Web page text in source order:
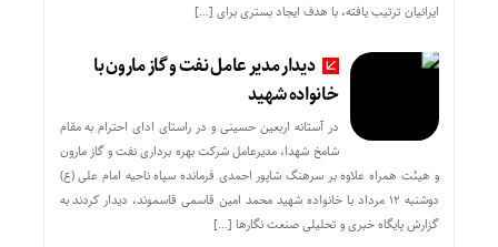
ایرانیان ترتیب یافته، با هدف ایجاد بستری برای […]
دیدار مدیر عامل نفت و گاز مارون با
خانواده شهید
در آستانه اربعین حسینی و در راستای ادای احترام به مقام
شامخ شهدا، مدیرعامل شرکت بهره برداری نفت و گاز مارون
و هیئت همراه علاوه بر سرهنگ شاپور احمدی فرمانده سپاه ناحیه امام علی (ع)
دوشنبه ۱۲ مرداد با خانواده شهید محمد امین قاسمی قاسموند، دیدار کردند به
گزارش پایگاه خبری و تحلیلی صنعت نگارها […]